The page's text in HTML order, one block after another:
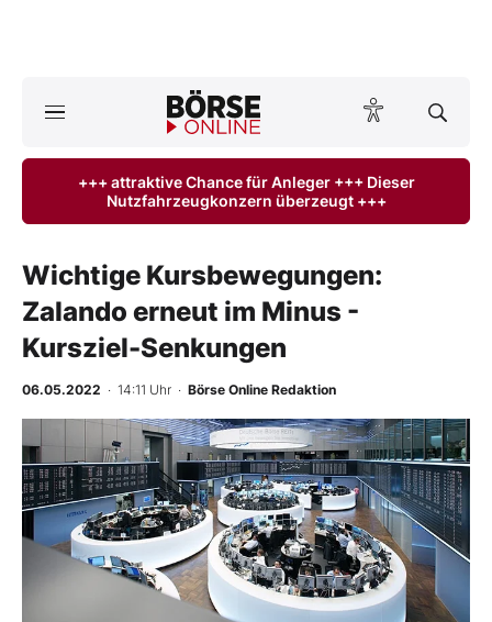
ktuelle Ausgabe BÖRSE ONLINE lesen
Anlageprodukte
Finanz-Check
BO-Musterdepots
Experten
Mein B:O
+++ attraktive Chance für Anleger +++ Dieser
Nutzfahrzeugkonzern überzeugt +++
Wichtige Kursbewegungen:
Zalando erneut im Minus -
Kursziel-Senkungen
06.05.2022 · 14:11 Uhr · Börse Online Redaktion